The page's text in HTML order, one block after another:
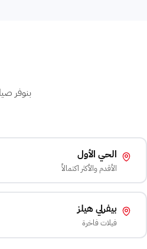
الحي الأول
الأقدم والأكثر اكتمالاً
بيفرلي هيلز
فيلات فاخرة